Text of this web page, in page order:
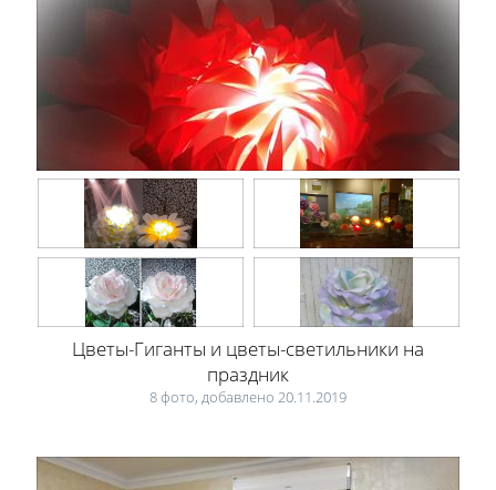
Цветы-Гиганты и цветы-светильники на
праздник
8 фото, добавлено 20.11.2019